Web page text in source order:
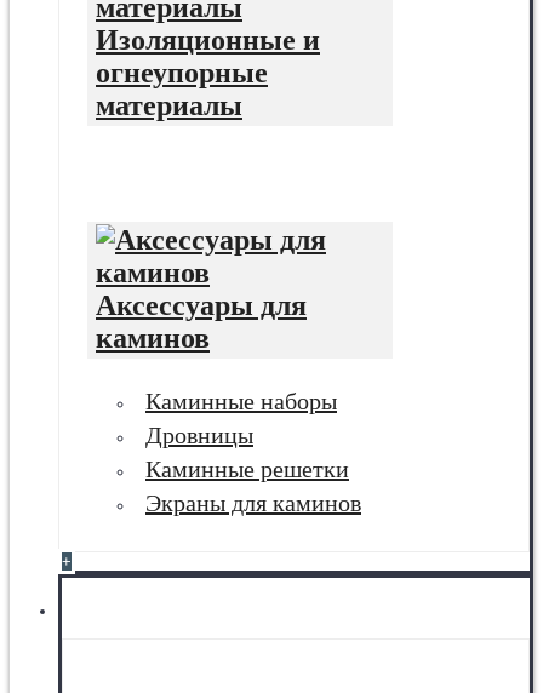
Изоляционные и
огнеупорные
материалы
Аксессуары для
каминов
Каминные наборы
Дровницы
Каминные решетки
Экраны для каминов
+